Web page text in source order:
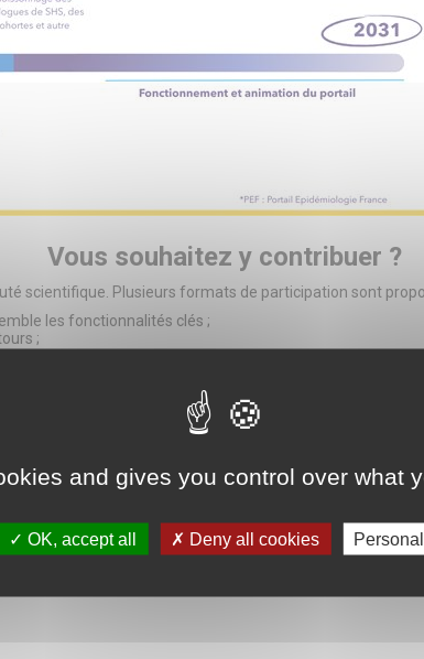
Vous souhaitez y contribuer ?
scientifique. Plusieurs formats de participation sont
les fonctionnalités clés ;
;
pour garantir la pertinence des outils et des
de recherche.
fondé sur la qualité des données et leur mutualisation.
? Une question ? Une envie de
and gives you control over what
OK, accept all Deny all cookies